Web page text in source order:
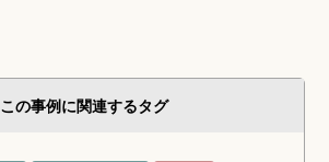
この事例に関連するタグ